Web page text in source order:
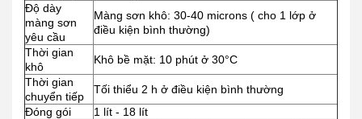
Độ dày
màng sơn
yêu cầu
Màng sơn khô: 30-40 microns ( cho 1 lớp ở
điều kiện bình thường)
Thời gian
khô
Khô bề mặt: 10 phút ở 30°C
Thời gian
chuyển tiếp
Tối thiểu 2 h ở điều kiện bình thường
Đóng gói
1 lít - 18 lít